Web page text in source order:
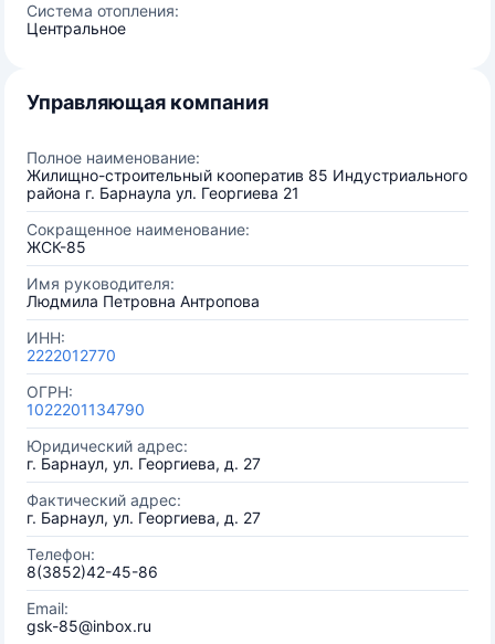
Система отопления:
Центральное
Управляющая компания
Полное наименование:
Жилищно-строительный кооператив 85 Индустриального
района г. Барнаула ул. Георгиева 21
Сокращенное наименование:
ЖСК-85
Имя руководителя:
Людмила Петровна Антропова
ИНН:
2222012770
ОГРН:
1022201134790
Юридический адрес:
г. Барнаул, ул. Георгиева, д. 27
Фактический адрес:
г. Барнаул, ул. Георгиева, д. 27
Телефон:
8(3852)42-45-86
Email:
gsk-85@inbox.ru